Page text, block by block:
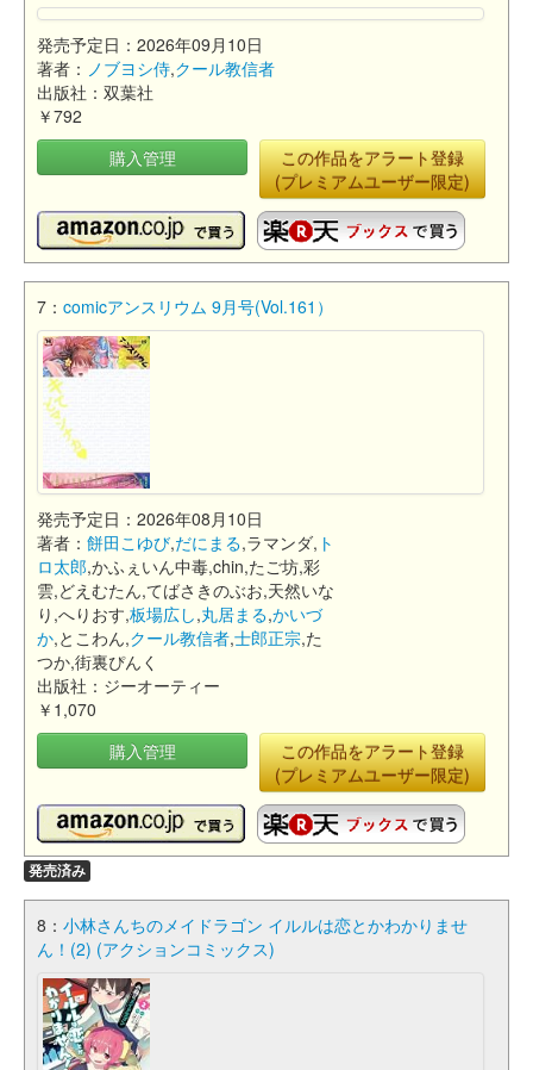
発売予定日：2026年09月10日
著者： ノブヨシ侍,クール教信者
出版社：双葉社
￥792
購入管理
この作品をアラート登録
(プレミアムユーザー限定)
7： comicアンスリウム 9月号(Vol.161）
発売予定日：2026年08月10日
著者： 餅田こゆび,だにまる,ラマンダ, ト
ロ太郎,かふぇいん中毒,chin,たご坊,彩
雲,どえむたん,てばさきのぶお,天然いな
り,へりおす,板場広し,丸居まる,かいづ
か,とこわん,クール教信者,士郎正宗,た
つか,街裏ぴんく
出版社：ジーオーティー
￥1,070
購入管理
この作品をアラート登録
(プレミアムユーザー限定)
発売済み
8： 小林さんちのメイドラゴン イルルは恋とかわかりませ
ん！(2) (アクションコミックス)